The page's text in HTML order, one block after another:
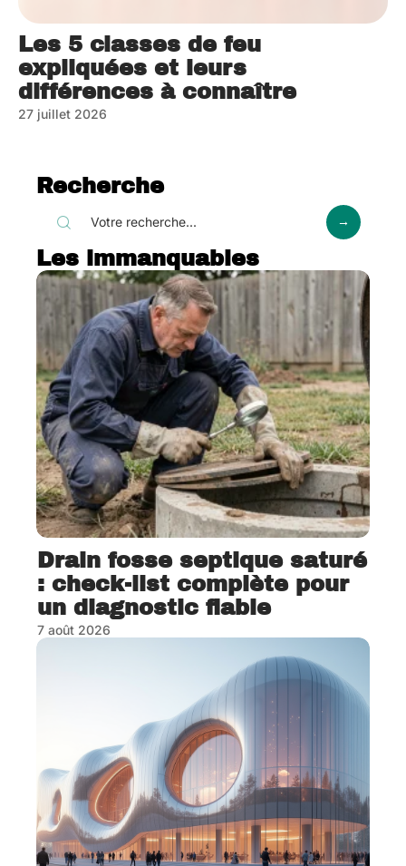
Les 5 classes de feu
expliquées et leurs
différences à connaître
27 juillet 2026
Recherche
Les immanquables
Drain fosse septique saturé
: check-list complète pour
un diagnostic fiable
7 août 2026